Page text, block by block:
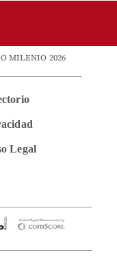
MILENIO 2026
Legal